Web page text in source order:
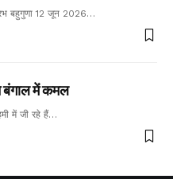
बहुगुणा 12 जून 2026…
बंगाल में कमल
में जी रहे हैं…